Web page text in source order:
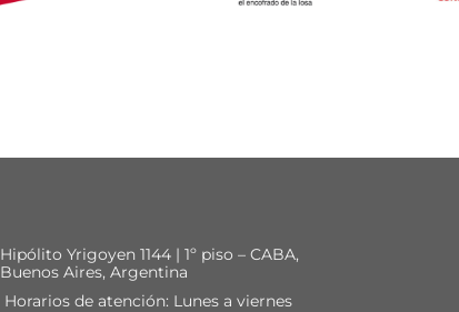
Hipólito Yrigoyen 1144 | 1º piso – CABA,
Buenos Aires, Argentina
Horarios de atención: Lunes a viernes